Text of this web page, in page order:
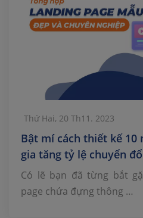
Thứ Hai, 20 Th11. 2023
Bật mí cách thiết kế 10
gia tăng tỷ lệ chuyển
Có lẽ bạn đã từng bắt
page chứa đựng thông …